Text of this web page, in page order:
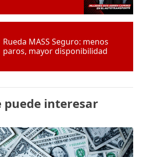
Rueda MASS Seguro: menos
paros, mayor disponibilidad
puede interesar